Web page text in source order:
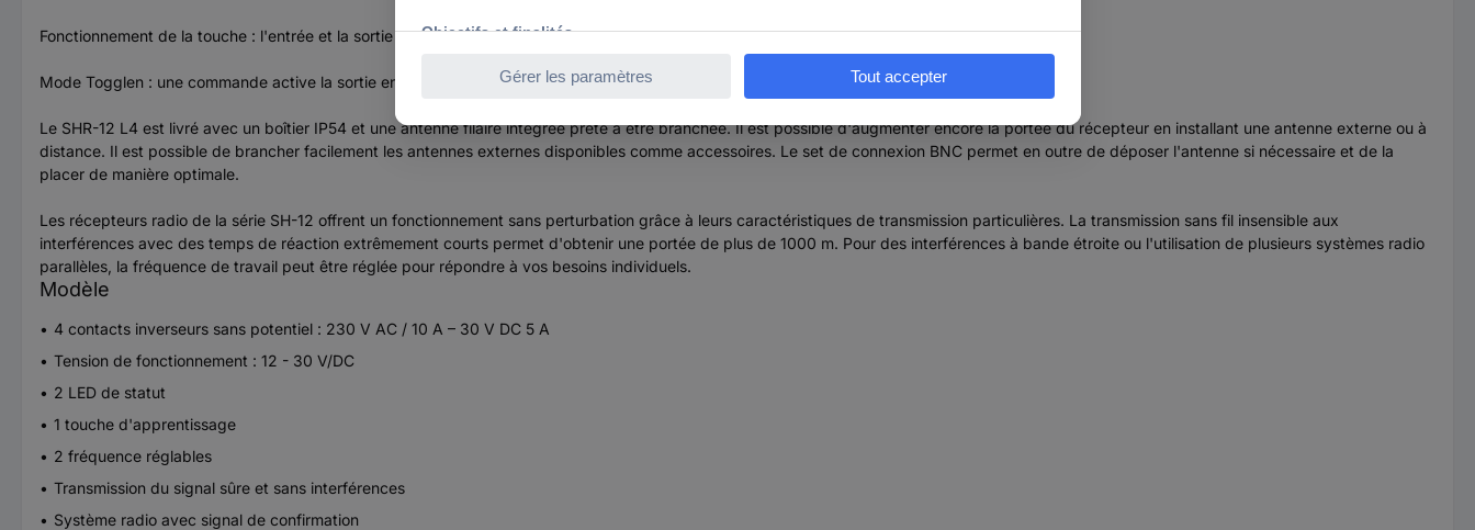
Fonctionnement de la touche : l'entrée et la sortie se comportent de la même manière. La sortie est activée aussi longtemps que ON est envoyé.
Mode Togglen : une commande active la sortie en permanence. La même commande désactive la sortie de manière permanente.
Le SHR-12 L4 est livré avec un boîtier IP54 et une antenne filaire intégrée prête à être branchée. Il est possible d'augmenter encore la portée du récepteur en installant une antenne externe ou à
distance. Il est possible de brancher facilement les antennes externes disponibles comme accessoires. Le set de connexion BNC permet en outre de déposer l'antenne si nécessaire et de la
placer de manière optimale.
Les récepteurs radio de la série SH-12 offrent un fonctionnement sans perturbation grâce à leurs caractéristiques de transmission particulières. La transmission sans fil insensible aux
interférences avec des temps de réaction extrêmement courts permet d'obtenir une portée de plus de 1000 m. Pour des interférences à bande étroite ou l'utilisation de plusieurs systèmes radio
parallèles, la fréquence de travail peut être réglée pour répondre à vos besoins individuels.
Modèle
4 contacts inverseurs sans potentiel : 230 V AC / 10 A – 30 V DC 5 A
Tension de fonctionnement : 12 - 30 V/DC
2 LED de statut
1 touche d'apprentissage
2 fréquence réglables
Transmission du signal sûre et sans interférences
Système radio avec signal de confirmation